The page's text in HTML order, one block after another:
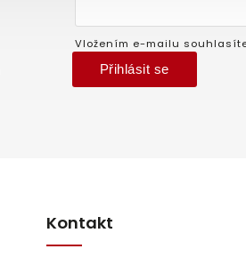
Vložením e-mailu
Přihlásit se
Kontakt